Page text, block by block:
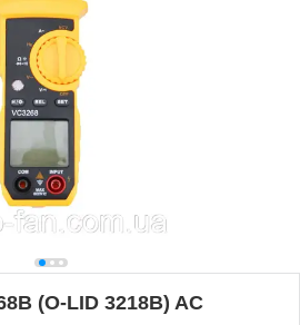
(O-LID 3218B) AC